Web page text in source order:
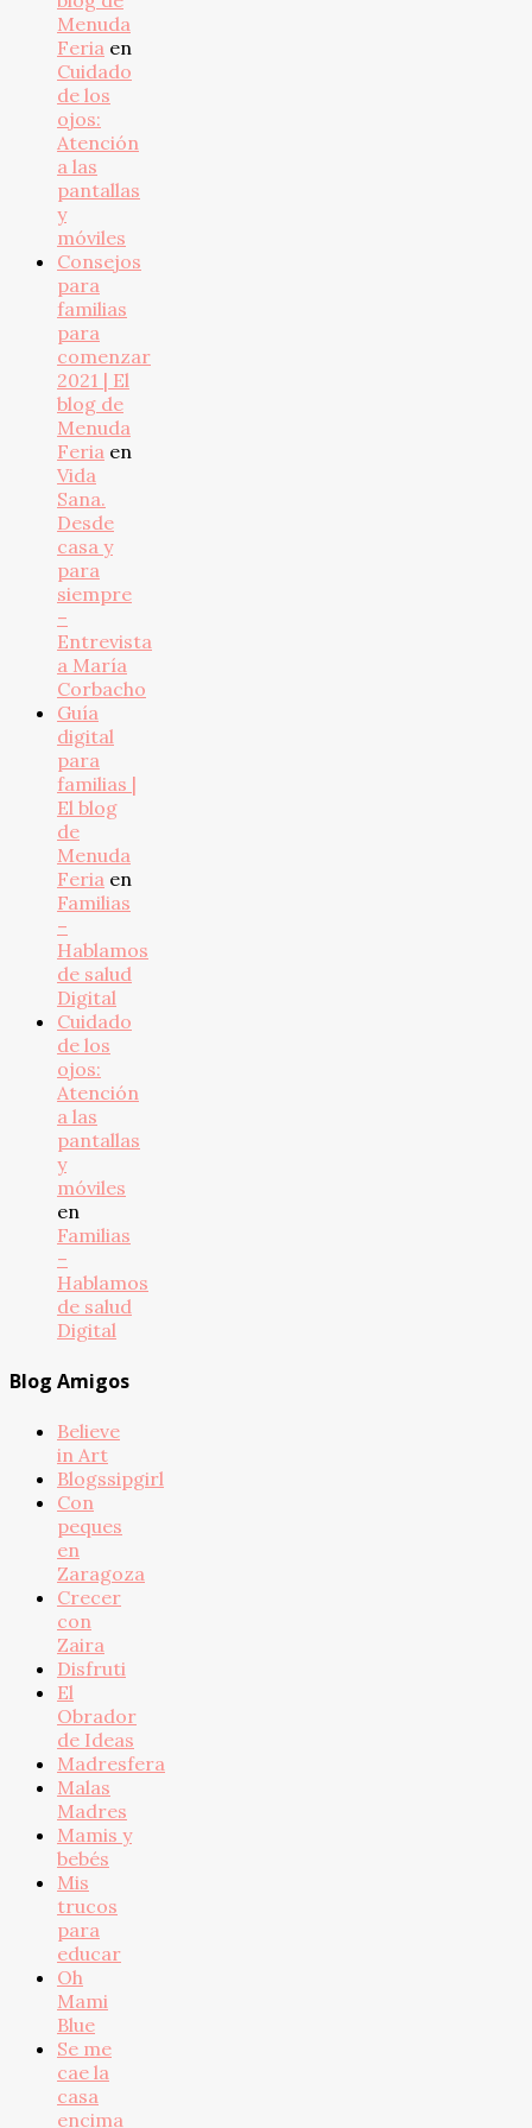
Menuda
Feria en
Cuidado
de los
ojos:
Atención
a las
pantallas
y
móviles
Consejos
para
familias
para
comenzar
2021 | El
blog de
Menuda
Feria en
Vida
Sana.
Desde
casa y
para
siempre
–
Entrevista
a María
Corbacho
Guía
digital
para
familias |
El blog
de
Menuda
Feria en
Familias
–
Hablamos
de salud
Digital
Cuidado
de los
ojos:
Atención
a las
pantallas
y
móviles
en
Familias
–
Hablamos
de salud
Digital
Blog Amigos
Believe
in Art
Blogssipgirl
Con
peques
en
Zaragoza
Crecer
con
Zaira
Disfruti
El
Obrador
de Ideas
Madresfera
Malas
Madres
Mamis y
bebés
Mis
trucos
para
educar
Oh
Mami
Blue
Se me
cae la
casa
encima